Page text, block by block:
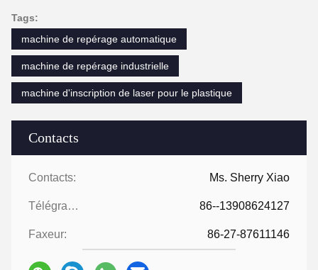
Contacts
Contacts: Ms. Sherry Xiao
Télégramme: 86--13908624127
Faxeur: 86-27-87611146
Tags:
machine de repérage automatique
machine de repérage industrielle
machine d'inscription de laser pour le plastique